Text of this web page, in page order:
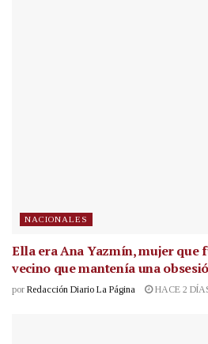
NACIONALES
Ella era Ana Yazmín, mujer que
vecino que mantenía una
por Redacción Diario La Página HACE 2